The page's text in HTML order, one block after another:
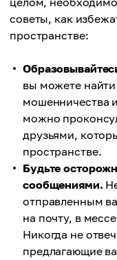
советы, как
пространстве:
вы можете
мошенничества
можно
друзьями,
пространстве.
Будьте
сообщениями.
отправленным
на почту, в
Никогда не
предлагающие